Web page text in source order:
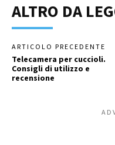
ALTRO DA
ARTICOLO PRECEDENTE
Telecamera per cuccioli.
Consigli di utilizzo e
recensione